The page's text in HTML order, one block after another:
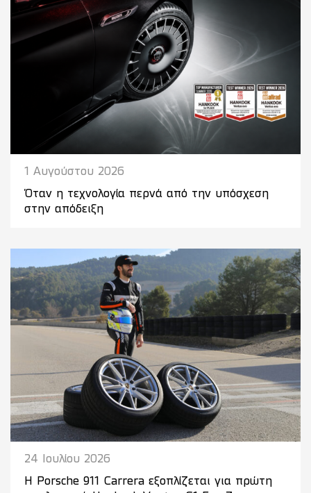
1 Αυγούστου 2026
Όταν η τεχνολογία περνά από την υπόσχεση
στην απόδειξη
24 Ιουλίου 2026
Η Porsche 911 Carrera εξοπλίζεται για πρώτη